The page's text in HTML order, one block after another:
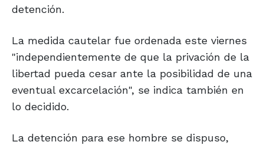
detención.
La medida cautelar fue ordenada este viernes
"independientemente de que la privación de la
libertad pueda cesar ante la posibilidad de una
eventual excarcelación", se indica también en
lo decidido.
La detención para ese hombre se dispuso,